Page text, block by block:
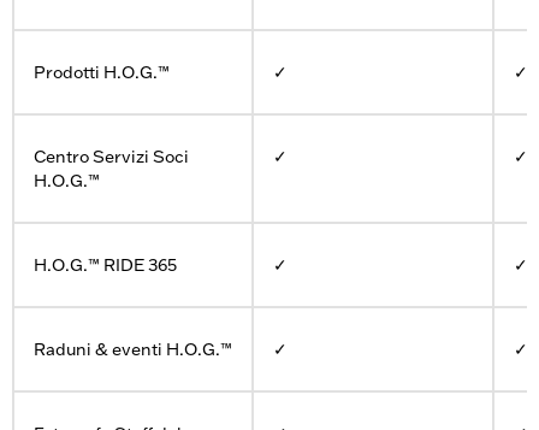
Prodotti H.O.G.™ ✓ ✓
Centro Servizi Soci
H.O.G.™
✓ ✓
H.O.G.™ RIDE 365 ✓ ✓
Raduni & eventi H.O.G.™ ✓ ✓